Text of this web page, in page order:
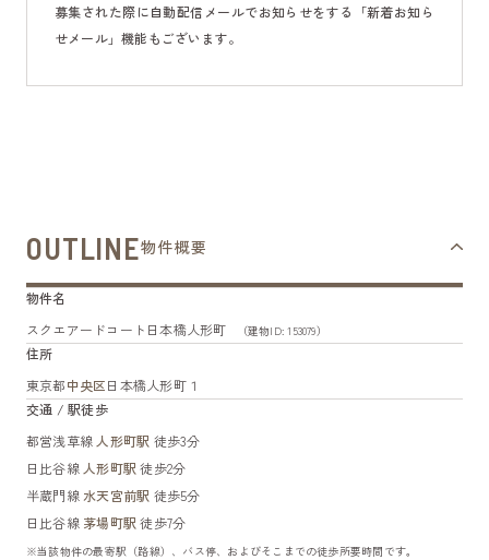
募集された際に自動配信メールでお知らせをする「新着お知ら
せメール」機能もございます。
OUTLINE物件概要
物件名
スクエアードコート日本橋人形町
（建物ID: 153079）
住所
東京都中央区日本橋人形町１
交通 / 駅徒歩
都営浅草線 人形町駅 徒歩3分
日比谷線 人形町駅 徒歩2分
半蔵門線 水天宮前駅 徒歩5分
日比谷線 茅場町駅 徒歩7分
※当該物件の最寄駅（路線）、バス停、およびそこまでの徒歩所要時間です。